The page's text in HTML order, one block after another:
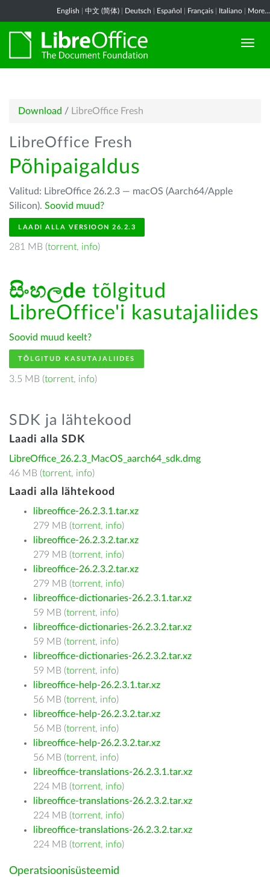
English 中文 (简体) Deutsch Español Français Italiano More...
Download / LibreOffice Fresh
LibreOffice Fresh
Põhipaigaldus
Valitud: LibreOffice 26.2.3 — macOS (Aarch64/Apple
Silicon). Soovid muud?
LAADI ALLA VERSIOON 26.2.3
281 MB (torrent, info)
සිංහලde tõlgitud
LibreOffice'i kasutajaliides
Soovid muud keelt?
TÕLGITUD KASUTAJALIIDES
3.5 MB (torrent, info)
SDK ja lähtekood
Laadi alla SDK
LibreOffice_26.2.3_MacOS_aarch64_sdk.dmg
46 MB (torrent, info)
Laadi alla lähtekood
libreoffice-26.2.3.1.tar.xz
279 MB (torrent, info)
libreoffice-26.2.3.2.tar.xz
279 MB (torrent, info)
libreoffice-26.2.3.2.tar.xz
279 MB (torrent, info)
libreoffice-dictionaries-26.2.3.1.tar.xz
59 MB (torrent, info)
libreoffice-dictionaries-26.2.3.2.tar.xz
59 MB (torrent, info)
libreoffice-dictionaries-26.2.3.2.tar.xz
59 MB (torrent, info)
libreoffice-help-26.2.3.1.tar.xz
56 MB (torrent, info)
libreoffice-help-26.2.3.2.tar.xz
56 MB (torrent, info)
libreoffice-help-26.2.3.2.tar.xz
56 MB (torrent, info)
libreoffice-translations-26.2.3.1.tar.xz
224 MB (torrent, info)
libreoffice-translations-26.2.3.2.tar.xz
224 MB (torrent, info)
libreoffice-translations-26.2.3.2.tar.xz
224 MB (torrent, info)
Operatsioonisüsteemid